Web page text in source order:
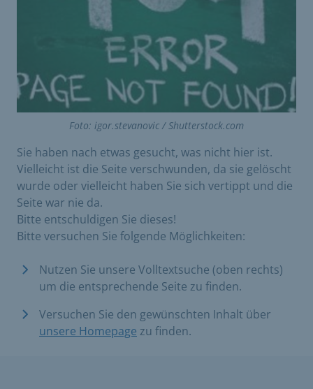
Foto: igor.stevanovic / Shutterstock.com
Sie haben nach etwas gesucht, was nicht hier ist.
Vielleicht ist die Seite verschwunden, da sie gelöscht
wurde oder vielleicht haben Sie sich vertippt und die
Seite war nie da.
Bitte entschuldigen Sie dieses!
Bitte versuchen Sie folgende Möglichkeiten:
Nutzen Sie unsere Volltextsuche (oben rechts)
um die entsprechende Seite zu finden.
Versuchen Sie den gewünschten Inhalt über
unsere Homepage zu finden.